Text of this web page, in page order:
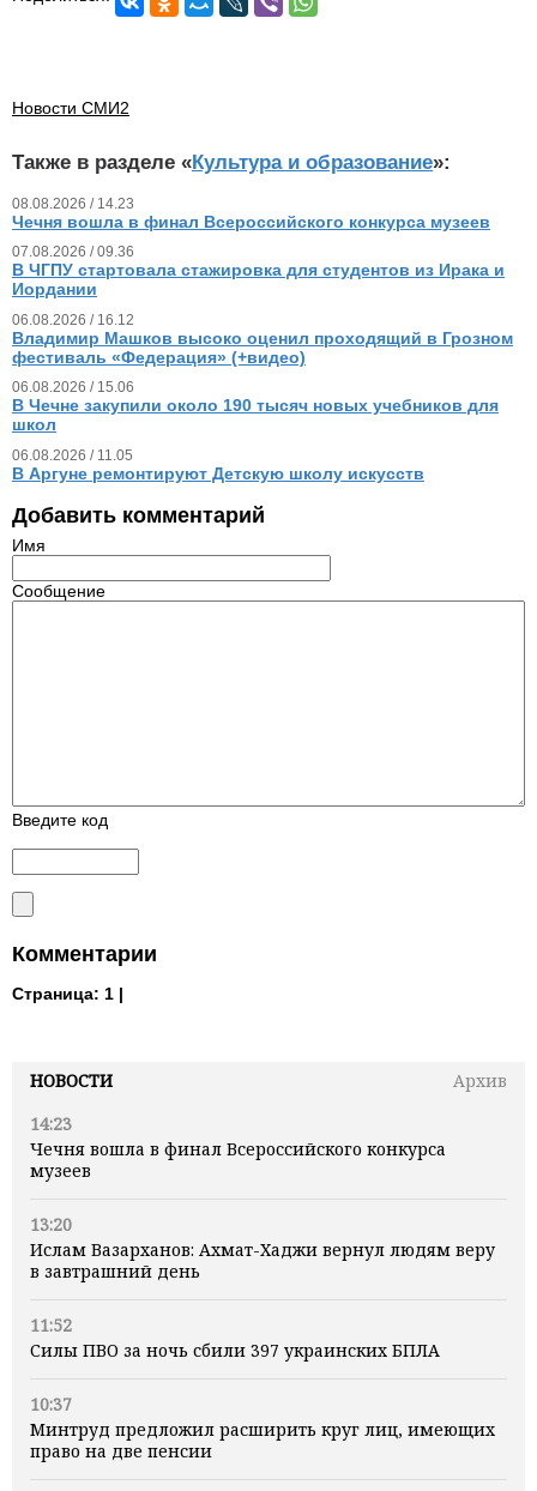
НОВОСТИ
Архив
14:23
Чечня вошла в финал Всероссийского конкурса
музеев
13:20
Ислам Вазарханов: Ахмат-Хаджи вернул людям веру
в завтрашний день
11:52
Силы ПВО за ночь сбили 397 украинских БПЛА
10:37
Минтруд предложил расширить круг лиц, имеющих
право на две пенсии
Новости СМИ2
Также в разделе «Культура и образование»:
08.08.2026 / 14.23
Чечня вошла в финал Всероссийского конкурса музеев
07.08.2026 / 09.36
В ЧГПУ стартовала стажировка для студентов из Ирака и
Иордании
06.08.2026 / 16.12
Владимир Машков высоко оценил проходящий в Грозном
фестиваль «Федерация» (+видео)
06.08.2026 / 15.06
В Чечне закупили около 190 тысяч новых учебников для
школ
06.08.2026 / 11.05
В Аргуне ремонтируют Детскую школу искусств
Добавить комментарий
Имя
Сообщение
Введите код
Комментарии
Страница: 1 |